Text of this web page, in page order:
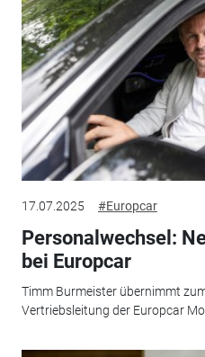
17.07.2025 #Europcar
Personalwechsel:
bei Europcar
Timm Burmeister übernimmt
Vertriebsleitung der Europcar